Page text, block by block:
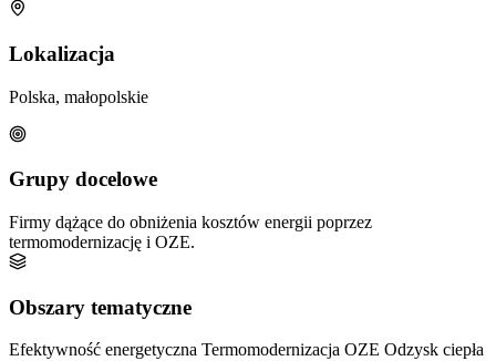
Lokalizacja
Polska, małopolskie
Grupy docelowe
Firmy dążące do obniżenia kosztów energii poprzez
termomodernizację i OZE.
Obszary tematyczne
Efektywność energetyczna Termomodernizacja OZE Odzysk ciepła